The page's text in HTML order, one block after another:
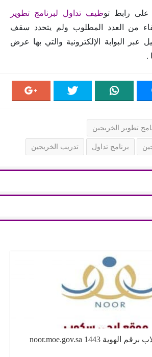
على رابط توظيف تداول لبرنامج تطوير
من العدد المطلوب ولم يتحدد سقف
عبر البوابة الإلكترونية والتي بها عرض
.
تطوير الخريجين
برنامج تداول تدريب الخريجين
نظام نور نتائج الطلاب برقم الهوية 1443 noor.moe.gov.sa